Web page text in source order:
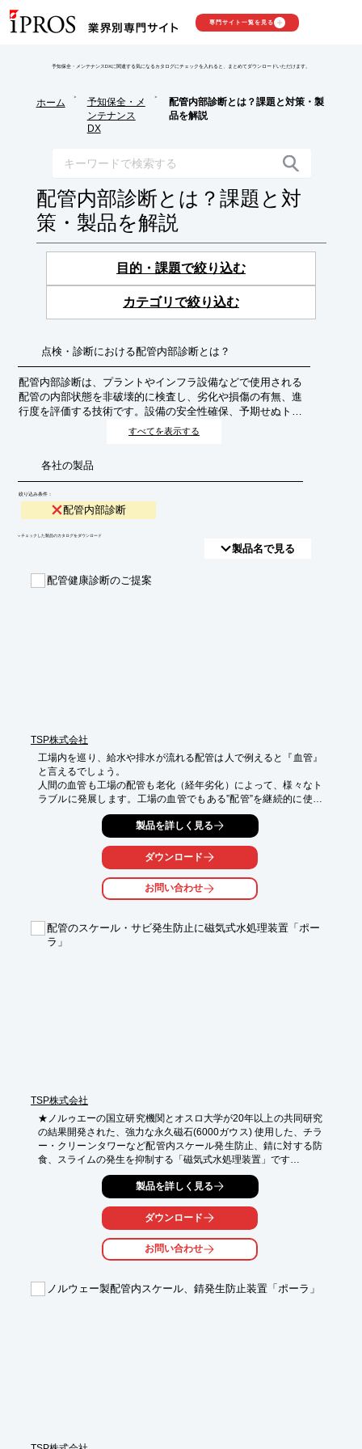
専門サイト一覧を見る
予知保全・メンテナンスDXに関連する気になるカタログにチェックを入れると、まとめてダウンロードいただけます。
ホーム
>
予知保全・メ
ンテナンス
DX
>
配管内部診断とは？課題と対策・製
品を解説
配管内部診断とは？課題と対
策・製品を解説
目的・課題で絞り込む
カテゴリで絞り込む
点検・診断における配管内部診断とは？
配管内部診断は、プラントやインフラ設備などで使用される
配管の内部状態を非破壊的に検査し、劣化や損傷の有無、進
行度を評価する技術です。設備の安全性確保、予期せぬトラ
ブルの防止、メンテナンスコストの最適化を目的としていま
すべてを表示する
各社の製品
絞り込み条件：
配管内部診断
​▼チェックした製品のカタログをダウンロード
製品名で見る
配管健康診断のご提案
TSP株式会社
工場内を巡り、給水や排水が流れる配管は人で例えると『血管』
と言えるでしょう。
人間の血管も工場の配管も老化（経年劣化）によって、様々なト
ラブルに発展します。工場の血管でもある”配管”を継続的に使用
していくためにも定期的に健康診断を行い、トラブルを未然に防
◆トラブルにつながる要因はありませんか？
・設置後１５年以上経過した配管である。
・配管の流れが悪い。
・配管から異臭や異音がする。
・過去に漏水した系統がある。
製品を詳しく見る
ダウンロード
お問い合わせ
配管のスケール・サビ発生防止に磁気式水処理装置「ポー
ラ」
TSP株式会社
★ノルゥエーの国立研究機関とオスロ大学が20年以上の共同研究
の結果開発された、強力な永久磁石(6000ガウス) 使用した、チラ
ー・クリーンタワーなど配管内スケール発生防止、錆に対する防
食、スライムの発生を抑制する「磁気式水処理装置」です
★強力な磁場に水をある一定に流すと、ファラデーの電磁誘導の
法則に従い、微弱な電流が誘導され、管内のスケール・赤錆・ス
ライムの新たな発生を防止します
★構造が簡単なため、取付が簡単、メンテナンスも容易で、ほぼ
永久的に使用できます
★水処理薬品が不要になります
★処理水は安全で無公害排水
製品を詳しく見る
ダウンロード
お問い合わせ
ノルウェー製配管内スケール、錆発生防止装置「ポーラ」